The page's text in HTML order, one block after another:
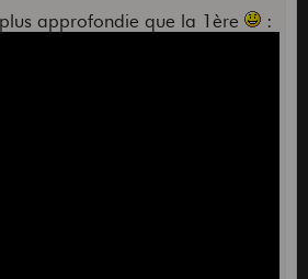
approfondie que la 1ère
: